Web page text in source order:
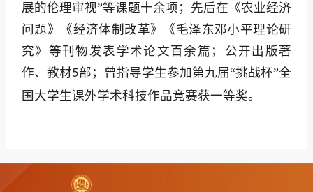
展的伦理审视”等课题十余项；先后在《农业经济
问题》《经济体制改革》《毛泽东邓小平理论研
究》等刊物发表学术论文百余篇；公开出版著
作、教材5部；曾指导学生参加第九届“挑战杯”全
国大学生课外学术科技作品竞赛获一等奖。